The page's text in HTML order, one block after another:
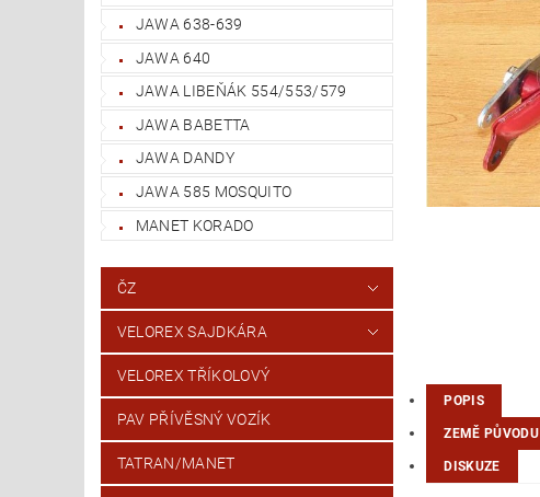
JAWA 638-639
JAWA 640
JAWA LIBEŇÁK 554/553/579
JAWA BABETTA
JAWA DANDY
JAWA 585 MOSQUITO
MANET KORADO
ČZ
VELOREX SAJDKÁRA
VELOREX TŘÍKOLOVÝ
PAV PŘÍVĚSNÝ VOZÍK
TATRAN/MANET
POPIS
ZEMĚ PŮVODU
DISKUZE